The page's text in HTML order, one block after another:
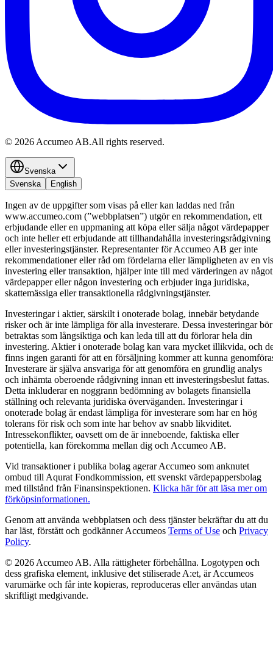
© 2026 Accumeo AB.All rights reserved.
Svenska
Svenska
English
Ingen av de uppgifter som visas på eller kan laddas ned från
www.accumeo.com (”webbplatsen”) utgör en rekommendation, ett
erbjudande eller en uppmaning att köpa eller sälja något värdepapper
och inte heller ett erbjudande att tillhandahålla investeringsrådgivning
eller investeringstjänster. Representanter för Accumeo AB ger inte
rekommendationer eller råd om fördelarna eller lämpligheten av en
investering eller transaktion, hjälper inte till med värderingen av något
värdepapper eller någon investering och erbjuder inga juridiska,
skattemässiga eller transaktionella rådgivningstjänster.
Investeringar i aktier, särskilt i onoterade bolag, innebär betydande
risker och är inte lämpliga för alla investerare. Dessa investeringar bör
betraktas som långsiktiga och kan leda till att du förlorar hela din
investering. Aktier i onoterade bolag kan vara mycket illikvida, och
finns ingen garanti för att en försäljning kommer att kunna
Investerare är själva ansvariga för att genomföra en grundlig analys
och inhämta oberoende rådgivning innan ett investeringsbeslut fattas.
Detta inkluderar en noggrann bedömning av bolagets finansiella
ställning och relevanta juridiska överväganden. Investeringar i
onoterade bolag är endast lämpliga för investerare som har en hög
tolerans för risk och som inte har behov av snabb likviditet.
Intressekonflikter, oavsett om de är inneboende, faktiska eller
potentiella, kan förekomma mellan dig och Accumeo AB.
Vid transaktioner i publika bolag agerar Accumeo som anknutet
ombud till Aqurat Fondkommission, ett svenskt värdepappersbolag
med tillstånd från Finansinspektionen. Klicka här för att läsa mer om
förköpsinformationen.
Genom att använda webbplatsen och dess tjänster bekräftar du att du
har läst, förstått och godkänner Accumeos Terms of Use och Privacy
Policy.
© 2026 Accumeo AB. Alla rättigheter förbehållna. Logotypen och
dess grafiska element, inklusive det stiliserade A:et, är Accumeos
varumärke och får inte kopieras, reproduceras eller användas utan
skriftligt medgivande.